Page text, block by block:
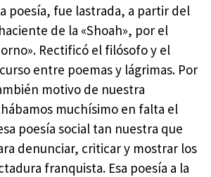
poesía, fue lastrada, a partir del
de la «Shoah», por el
Rectificó el filósofo y el
entre poemas y lágrimas. Por
motivo de nuestra
muchísimo en falta el
poesía social tan nuestra que
denunciar, criticar y mostrar los
franquista. Esa poesía a la